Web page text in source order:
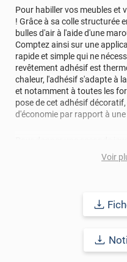
Pour habiller vos meubles et
! Grâce à sa colle structurée
bulles d'air à l'aide d'une
Comptez ainsi sur une
rapide et simple qui ne
revêtement adhésif est
chaleur, l'adhésif s'adapte à
et notamment à toutes les
pose de cet adhésif
d'économie par rapport à
comptez sur ce vinyl de
résistance à l’eau, à la
revêtement peut être installé
écaillage, délamination et
Voir